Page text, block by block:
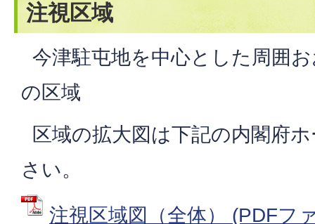
注視区域
今津駐屯地を中心とした周囲
の区域
区域の拡大図は下記の内閣府
さい。
注視区域図（全体） (PDFフ